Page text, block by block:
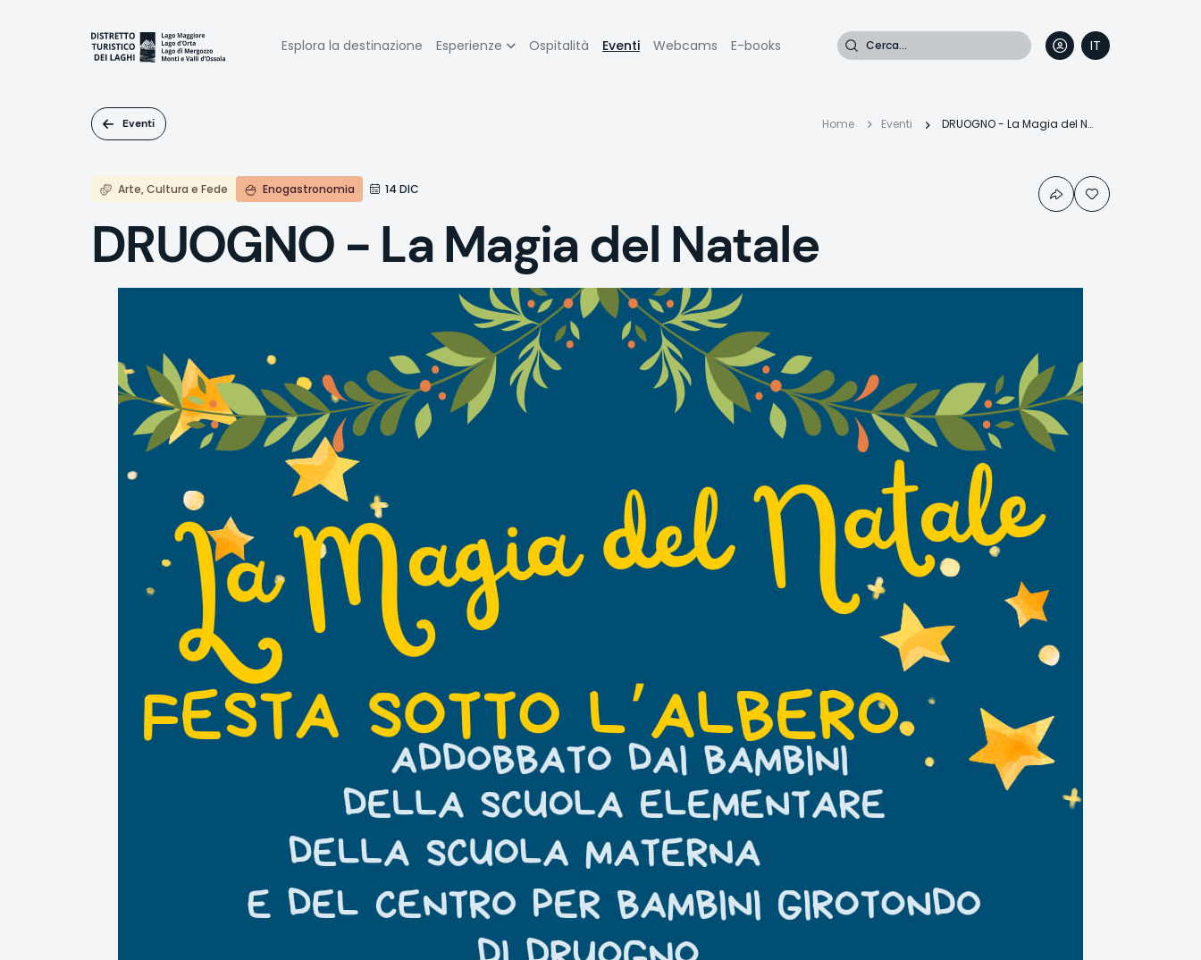
Navigazione
Esplora la destinazione Esperienze Ospitalità Eventi Webcams E-books Cerca
IT
EN
FR
DE
Eventi
Briciole
Home Eventi DRUOGNO - La Magia del Natale
Arte, Cultura e Fede Enogastronomia 14 DIC
DRUOGNO - La Magia del Natale